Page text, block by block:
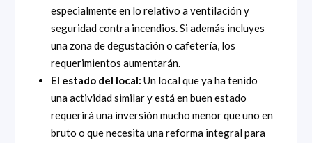
especialmente en lo relativo a ventilación y
seguridad contra incendios. Si además incluyes
una zona de degustación o cafetería, los
requerimientos aumentarán.
El estado del local: Un local que ya ha tenido
una actividad similar y está en buen estado
requerirá una inversión mucho menor que uno en
bruto o que necesita una reforma integral para